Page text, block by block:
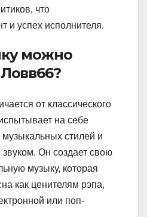
что
и успех исполнителя.
можно
от классического
на себе
стилей и
звуком. Он создает свою
музыку, которая
как ценителям рэпа,
или поп-